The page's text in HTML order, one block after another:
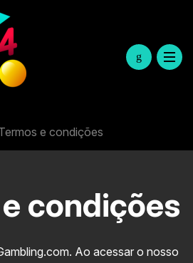
e condições
condições
Ao acessar o nosso